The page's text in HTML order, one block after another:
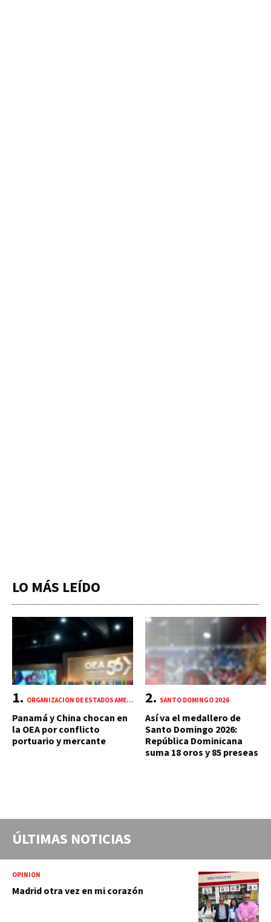
LO MÁS LEÍDO
ORGANIZACIÓN DE ESTADOS AMERICANOS (OEA)
Panamá y China chocan en
la OEA por conflicto
portuario y mercante
SANTO DOMINGO 2026
Así va el medallero de
Santo Domingo 2026:
República Dominicana
suma 18 oros y 85 preseas
ÚLTIMAS NOTICIAS
OPINIÓN
Madrid otra vez en mi corazón